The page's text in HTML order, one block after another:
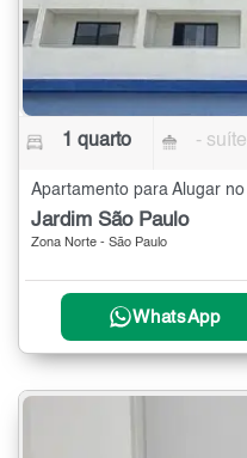
1 quarto - suíte
Jardim São Paulo
Zona Norte - São Paulo
WhatsApp